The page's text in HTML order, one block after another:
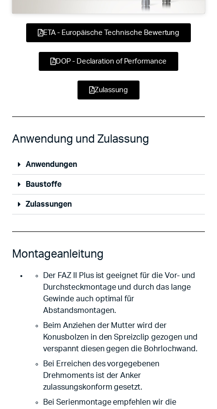
ETA - Europäische Technische Bewertung
DOP - Declaration of Performance
Zulassung
Anwendung und Zulassung
Anwendungen
Baustoffe
Zulassungen
Montageanleitung
Der FAZ II Plus ist geeignet für die Vor- und
Durchsteckmontage und durch das lange
Gewinde auch optimal für
Abstandsmontagen.
Beim Anziehen der Mutter wird der
Konusbolzen in den Spreizclip gezogen und
verspannt diesen gegen die Bohrlochwand.
Bei Erreichen des vorgegebenen
Drehmoments ist der Anker
zulassungskonform gesetzt.
Bei Serienmontage empfehlen wir die